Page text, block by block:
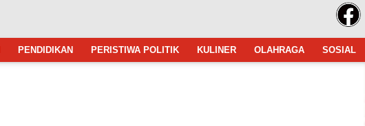
PENDIDIKAN PERISTIWA POLITIK KULINER OLAHRAGA SOSIAL